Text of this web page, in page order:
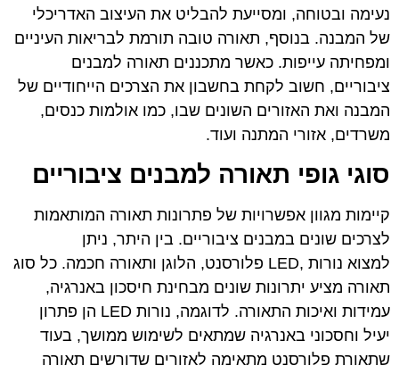
נעימה ובטוחה, ומסייעת להבליט את העיצוב האדריכלי
של המבנה. בנוסף, תאורה טובה תורמת לבריאות העיניים
ומפחיתה עייפות. כאשר מתכננים תאורה למבנים
ציבוריים, חשוב לקחת בחשבון את הצרכים הייחודיים של
המבנה ואת האזורים השונים שבו, כמו אולמות כנסים,
משרדים, אזורי המתנה ועוד.
סוגי גופי תאורה למבנים ציבוריים
קיימות מגוון אפשרויות של פתרונות תאורה המותאמות
לצרכים שונים במבנים ציבוריים. בין היתר, ניתן
למצוא נורות ,LED פלורסנט, הלוגן ותאורה חכמה. כל סוג
תאורה מציע יתרונות שונים מבחינת חיסכון באנרגיה,
עמידות ואיכות התאורה. לדוגמה, נורות LED הן פתרון
יעיל וחסכוני באנרגיה שמתאים לשימוש ממושך, בעוד
שתאורת פלורסנט מתאימה לאזורים שדורשים תאורה